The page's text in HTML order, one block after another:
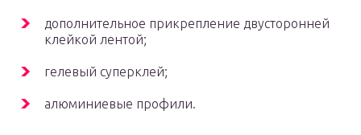
дополнительное прикрепление двусторонней
клейкой лентой;
гелевый суперклей;
алюминиевые профили.